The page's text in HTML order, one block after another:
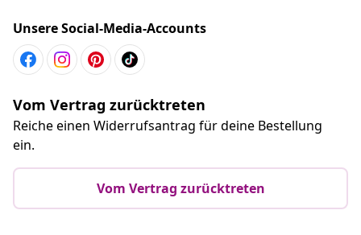
Unsere Social-Media-Accounts
Vom Vertrag zurücktreten
Reiche einen Widerrufsantrag für deine Bestellung
ein.
Vom Vertrag zurücktreten